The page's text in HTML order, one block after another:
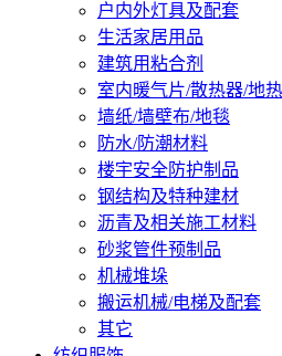
户内外灯具及配套
生活家居用品
建筑用粘合剂
室内暖气片/散热器/地
墙纸/墙壁布/地毯
防水/防潮材料
楼宇安全防护制品
钢结构及特种建材
沥青及相关施工材料
砂浆管件预制品
机械堆垛
搬运机械/电梯及配套
其它